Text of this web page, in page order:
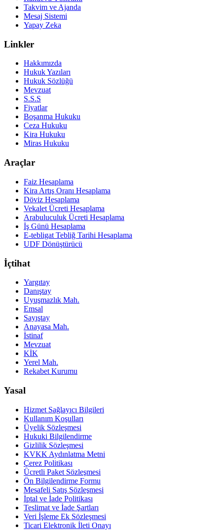
Takvim ve Ajanda
Mesaj Sistemi
Yapay Zeka
Linkler
Hakkımızda
Hukuk Yazıları
Hukuk Sözlüğü
Mevzuat
S.S.S
Fiyatlar
Boşanma Hukuku
Ceza Hukuku
Kira Hukuku
Miras Hukuku
Araçlar
Faiz Hesaplama
Kira Artış Oranı Hesaplama
Döviz Hesaplama
Vekalet Ücreti Hesaplama
Arabuluculuk Ücreti Hesaplama
İş Günü Hesaplama
E-tebligat Tebliğ Tarihi Hesaplama
UDF Dönüştürücü
İçtihat
Yargıtay
Danıştay
Uyuşmazlık Mah.
Emsal
Sayıştay
Anayasa Mah.
İstinaf
Mevzuat
KİK
Yerel Mah.
Rekabet Kurumu
Yasal
Hizmet Sağlayıcı Bilgileri
Kullanım Koşulları
Üyelik Sözleşmesi
Hukuki Bilgilendirme
Gizlilik Sözleşmesi
KVKK Aydınlatma Metni
Çerez Politikası
Ücretli Paket Sözleşmesi
Ön Bilgilendirme Formu
Mesafeli Satış Sözleşmesi
İptal ve İade Politikası
Teslimat ve İade Şartları
Veri İşleme Ek Sözleşmesi
Ticari Elektronik İleti Onayı